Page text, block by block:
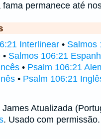
fama permanece até
Interlinear • Salmos
• Salmos 106:21
• Psalm 106:21
• Psalm 106:21
James Atualizada
. Usado com permissão.